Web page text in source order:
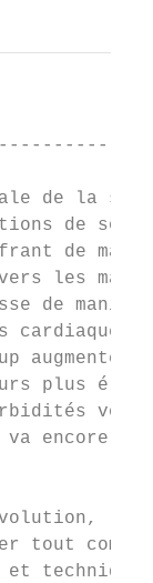
de la
de
de
les
de
augmenté
plus
encore
le
tout